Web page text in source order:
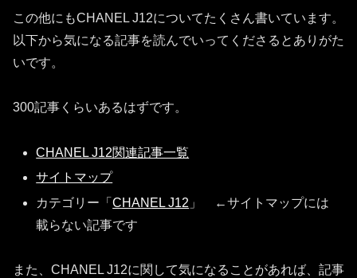
この他にもCHANEL J12についてたくさん書いています。
以下から気になる記事を読んでいってくださるとありがた
いです。
300記事くらいあるはずです。
CHANEL J12関連記事一覧
サイトマップ
カテゴリー「CHANEL J12 」 ←サイトマップには
載らない記事です
また、CHANEL J12に関して気になることがあれば、記事